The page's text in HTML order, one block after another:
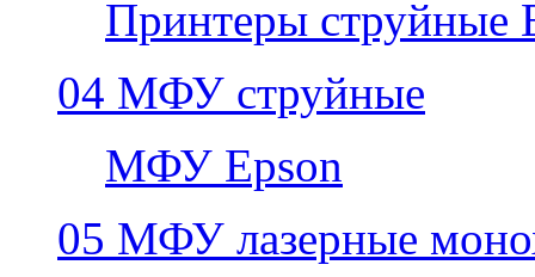
Принтеры струйные
04 МФУ струйные
МФУ Epson
05 МФУ лазерные